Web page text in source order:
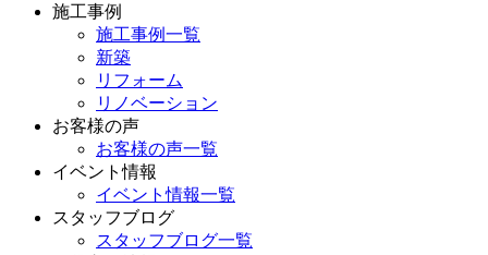
施工事例
施工事例一覧
新築
リフォーム
リノベーション
お客様の声
お客様の声一覧
イベント情報
イベント情報一覧
スタッフブログ
スタッフブログ一覧